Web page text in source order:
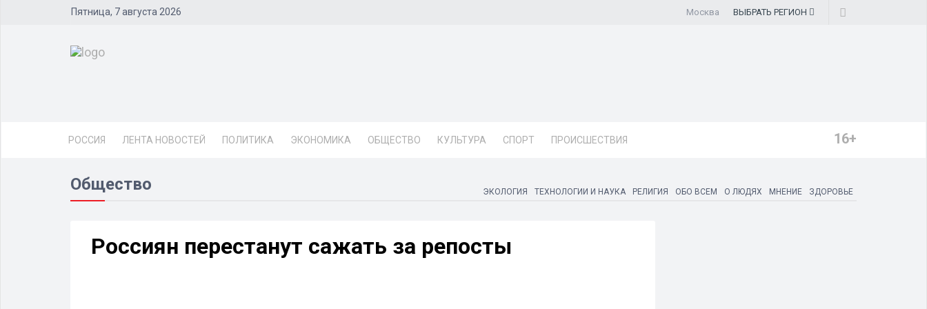
Пятница, 7 августа 2026 Москва ВЫБРАТЬ РЕГИОН
РОССИЯ ЛЕНТА НОВОСТЕЙ ПОЛИТИКА ЭКОНОМИКА ОБЩЕСТВО КУЛЬТУРА СПОРТ ПРОИСШЕСТВИЯ 16+
Общество ЭКОЛОГИЯ ТЕХНОЛОГИИ И НАУКА РЕЛИГИЯ ОБО ВСЕМ О ЛЮДЯХ МНЕНИЕ ЗДОРОВЬЕ
Россиян перестанут сажать за репосты